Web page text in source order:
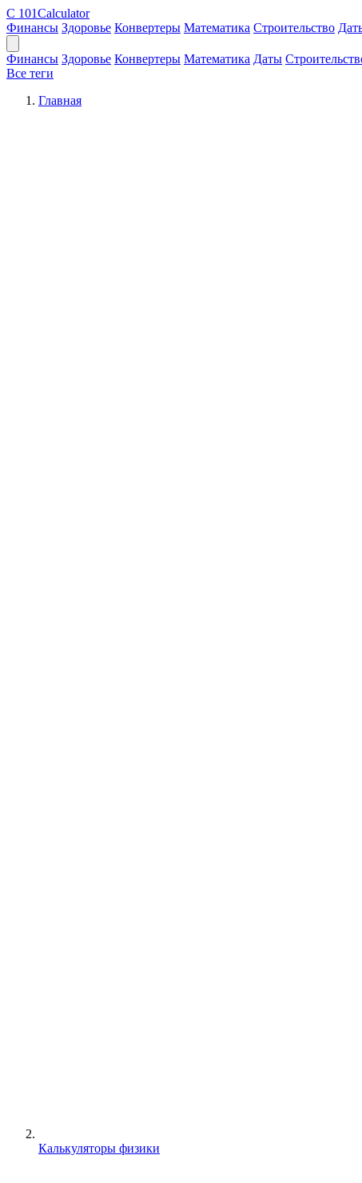
C 101Calculator
Финансы Здоровье Конвертеры Математика Строительство
Финансы Здоровье Конвертеры Математика Даты
Все теги
Главная
Калькуляторы физики